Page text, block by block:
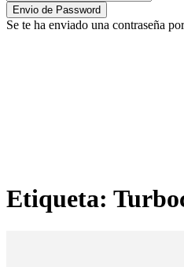
Se te ha enviado una contraseña
Etiqueta: